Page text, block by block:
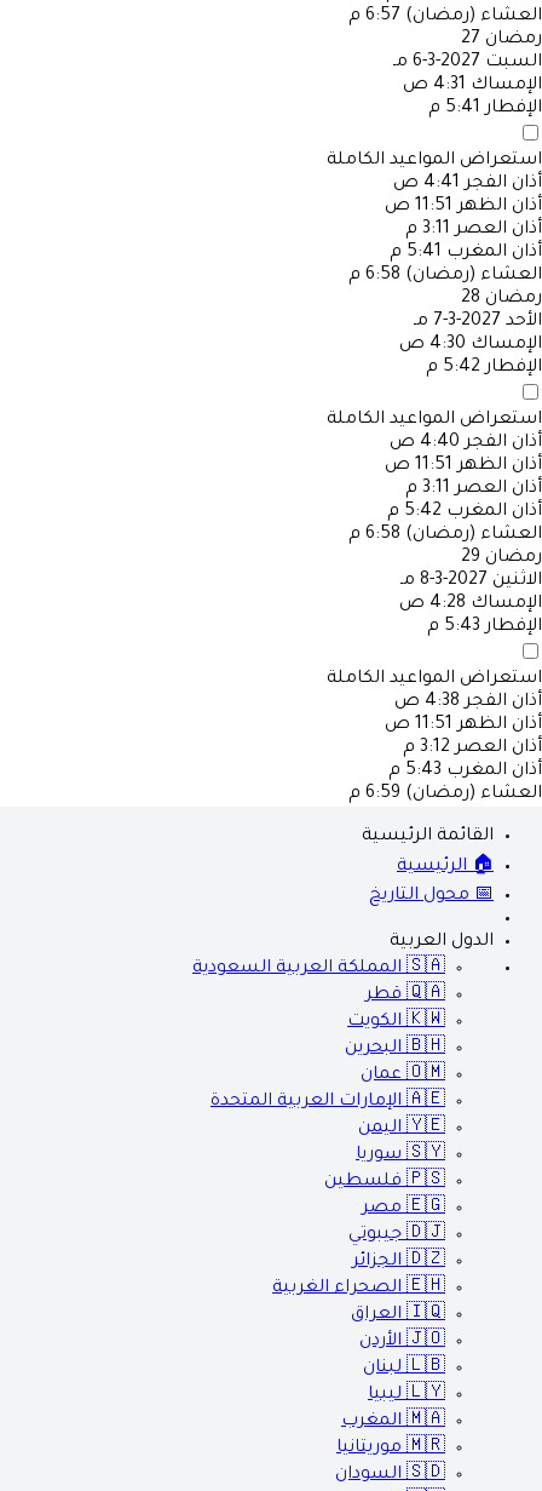
العشاء (رمضان) 6:57 م
رمضان 27
السبت 2027-3-6 مـ
الإمساك 4:31 ص
الإفطار 5:41 م
استعراض المواعيد الكاملة
أذان الفجر 4:41 ص
أذان الظهر 11:51 ص
أذان العصر 3:11 م
أذان المغرب 5:41 م
العشاء (رمضان) 6:58 م
رمضان 28
الأحد 2027-3-7 مـ
الإمساك 4:30 ص
الإفطار 5:42 م
استعراض المواعيد الكاملة
أذان الفجر 4:40 ص
أذان الظهر 11:51 ص
أذان العصر 3:11 م
أذان المغرب 5:42 م
العشاء (رمضان) 6:58 م
رمضان 29
الاثنين 2027-3-8 مـ
الإمساك 4:28 ص
الإفطار 5:43 م
استعراض المواعيد الكاملة
أذان الفجر 4:38 ص
أذان الظهر 11:51 ص
أذان العصر 3:12 م
أذان المغرب 5:43 م
العشاء (رمضان) 6:59 م
القائمة الرئيسية
🏠 الرئيسية
📅 محول التاريخ
الدول العربية
🇸🇦 المملكة العربية السعودية
🇶🇦 قطر
🇰🇼 الكويت
🇧🇭 البحرين
🇴🇲 عمان
🇦🇪 الإمارات العربية المتحدة
🇾🇪 اليمن
🇸🇾 سوريا
🇵🇸 فلسطين
🇪🇬 مصر
🇩🇯 جيبوتي
🇩🇿 الجزائر
🇪🇭 الصحراء الغربية
🇮🇶 العراق
🇯🇴 الأردن
🇱🇧 لبنان
🇱🇾 ليبيا
🇲🇦 المغرب
🇲🇷 موريتانيا
🇸🇩 السودان